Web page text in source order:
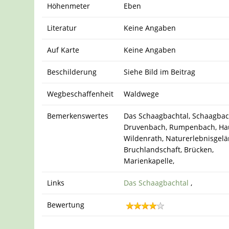
Höhenmeter Eben
Literatur Keine Angaben
Auf Karte Keine Angaben
Beschilderung Siehe Bild im Beitrag
Wegbeschaffenheit Waldwege
Bemerkenswertes
Das Schaagbachtal,
Druvenbach, Rumpenbach,
Wildenrath,
Bruchlandschaft, Brücken,
Marienkapelle,
Links Das Schaagbachtal ,
Bewertung